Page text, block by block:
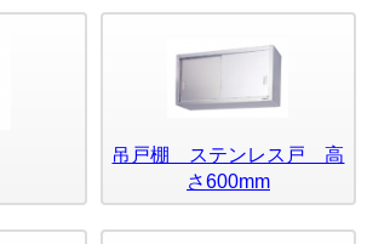
吊戸棚 ステンレス戸 高
さ600mm